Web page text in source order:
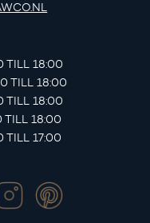
TILL 18:00
TILL 18:00
TILL 18:00
TILL 18:00
TILL 17:00